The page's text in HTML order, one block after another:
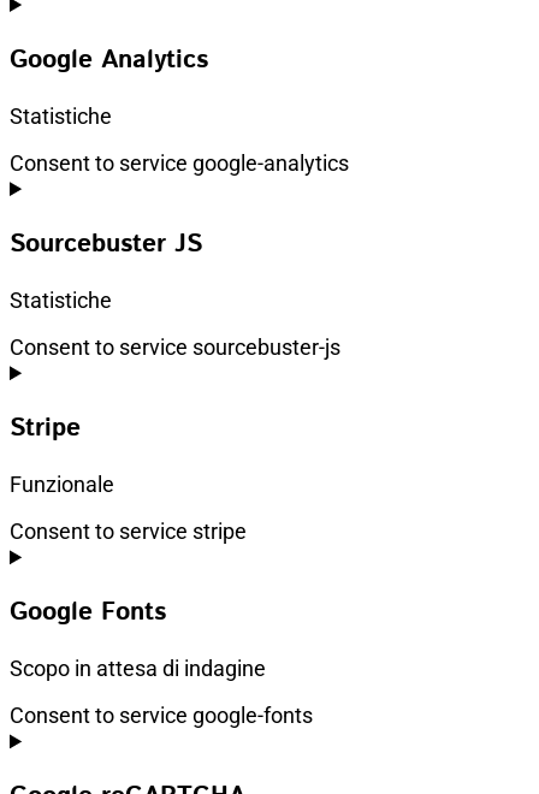
Google Analytics
Statistiche
Consent to service google-analytics
Sourcebuster JS
Statistiche
Consent to service sourcebuster-js
Stripe
Funzionale
Consent to service stripe
Google Fonts
Scopo in attesa di indagine
Consent to service google-fonts